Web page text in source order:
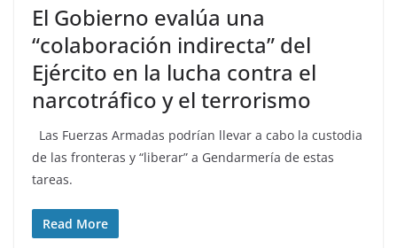
El Gobierno evalúa una
“colaboración indirecta” del
Ejército en la lucha contra el
narcotráfico y el terrorismo
Las Fuerzas Armadas podrían llevar a cabo la custodia
de las fronteras y “liberar” a Gendarmería de estas
tareas.
Read More